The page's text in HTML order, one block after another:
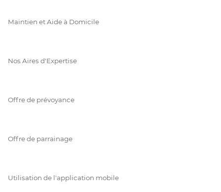
Maintien et Aide à Domicile
Nos Aires d'Expertise
Offre de prévoyance
Offre de parrainage
Utilisation de l'application mobile